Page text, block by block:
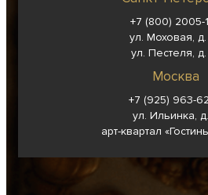
+7 (800) 2005-
ул. Моховая,
ул. Пестеля, д.
Москва
+7 (925) 963-
ул. Ильинка,
арт-квартал